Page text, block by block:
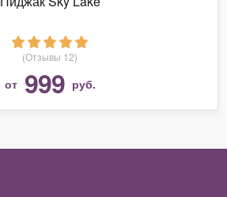
(Отзывы 12)
от 999 руб.